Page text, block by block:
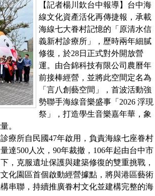
【記者楊川欽台中報導】台中海
線文化資產活化再傳捷報，承載
海線七大眷村記憶的「原清水信
義新村診療所」，歷時兩年細膩
修復，於28日正式對外開放營
運。由合錦科技有限公司農曆年
前接棒經營，並將此空間定名為
「言八創藝空間」，首波活動強
勢聯手海線音樂盛事「2026 浮現
祭」，打造學生音樂嘉年華，象
。
療所自民國47年啟用，負責海線七座眷村
達500人次，90年裁撤，106年起由台中市
，克服遺址保護與建築修復的雙重挑戰，
化園區首個啟動經營據點，將與港區藝術
串聯，持續推廣眷村文化並建構完整的海